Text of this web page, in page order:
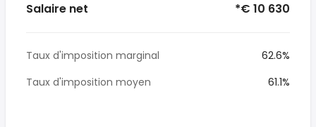
Salaire net *€ 10 630
Taux d'imposition marginal
62.6%
Taux d'imposition moyen
61.1%